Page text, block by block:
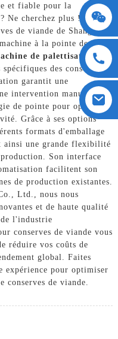
et fiable pour la
Ne cherchez plus !
de viande de ShangHai
à la pointe de la
de palettisation
des conserves
garantit une
intervention manuelle
de pointe pour optimiser
Grâce à ses options
formats d'emballage
ainsi une grande flexibilité
Son interface
facilitent son
de production existantes.
Ltd., nous nous
et de haute qualité
l'industrie
conserves de viande vous
réduire vos coûts de
global. Faites
expérience pour optimiser
conserves de viande.